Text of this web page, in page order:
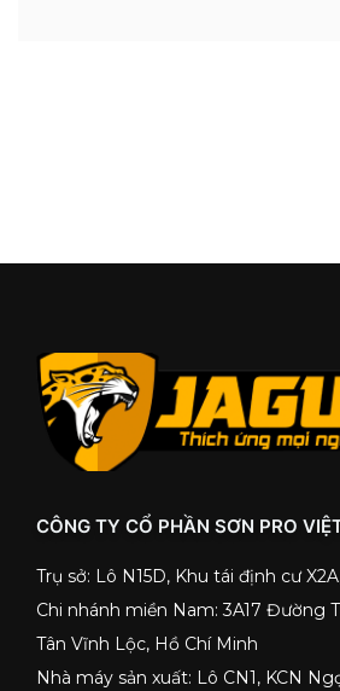
CÔNG TY CỔ PHẦN SƠN PRO
Trụ sở: Lô N15D, Khu tái định cư
Chi nhánh miền Nam: 3A17 Đường
Tân Vĩnh Lộc, Hồ Chí Minh
Nhà máy sản xuất: Lô CN1, KCN